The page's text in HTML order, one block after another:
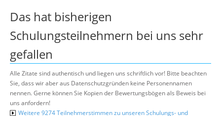
Das hat bisherigen
Schulungsteilnehmern bei uns sehr
gefallen
Alle Zitate sind authentisch und liegen uns schriftlich vor! Bitte beachten
Sie, dass wir aber aus Datenschutzgründen keine Personennamen
nennen. Gerne können Sie Kopien der Bewertungsbögen als Beweis bei
uns anfordern!
Weitere 9274 Teilnehmerstimmen zu unseren Schulungs- und